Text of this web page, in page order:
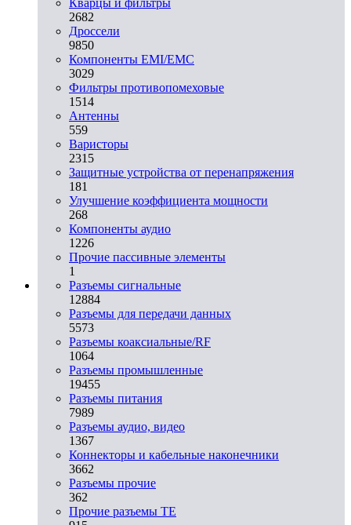
2682
Дроссели
9850
Компоненты EMI/EMC
3029
Фильтры противопомеховые
1514
Антенны
559
Варисторы
2315
Защитные устройства от перенапряжения
181
Улучшение коэффициента мощности
268
Компоненты аудио
1226
Прочие пассивные элементы
1
Разъeмы сигнальные
12884
Разъeмы для передачи данных
5573
Разъeмы коаксиальные/RF
1064
Разъeмы промышленные
19455
Разъeмы питания
7989
Разъeмы аудио, видео
1367
Коннекторы и кабельные наконечники
3662
Разъeмы прочие
362
Прочие разъемы TE